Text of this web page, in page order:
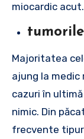
miocardic acut.
Majoritatea
ajung la medic
cazuri în
nimic. Din
frecvente